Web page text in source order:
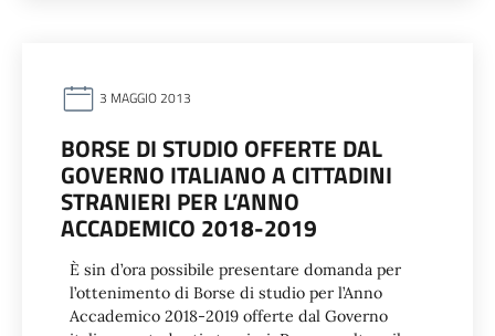
3 MAGGIO 2013
BORSE DI STUDIO OFFERTE DAL
GOVERNO ITALIANO A CITTADINI
STRANIERI PER L’ANNO
ACCADEMICO 2018-2019
È sin d’ora possibile presentare domanda per
l’ottenimento di Borse di studio per l’Anno
Accademico 2018-2019 offerte dal Governo